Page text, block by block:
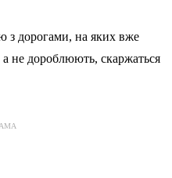
з дорогами, на яких вже
не дороблюють, скаржаться